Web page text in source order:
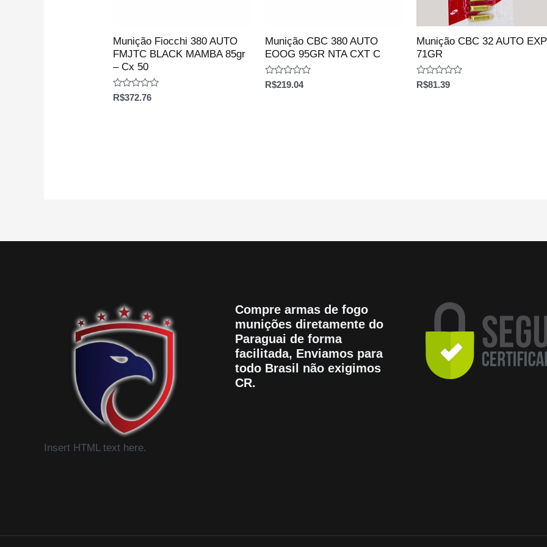
Munição Fiocchi 380 AUTO
FMJTC BLACK MAMBA 85gr
– Cx 50
Avaliação
R$372.76
Munição CBC 380 AUTO
EOOG 95GR NTA CXT C
Avaliação
R$219.04
Munição CBC 32 AUTO
71GR
Avaliação
R$81.39
Insert HTML text here.
Compre armas de fogo
munições diretamente do
Paraguai de forma
facilitada, Enviamos para
todo Brasil não exigimos
CR.